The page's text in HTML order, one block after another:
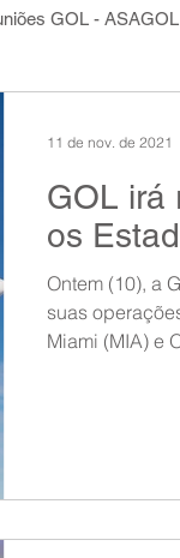
GOL - ASAGOL
Teste ICAO
GOL irá
os
Ontem (10), a
suas
Miami (MIA) e
11 de nov. de 2021